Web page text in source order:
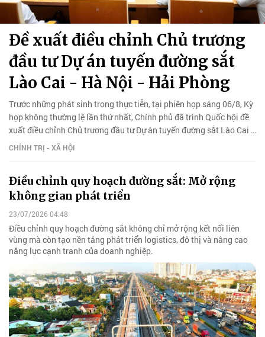
Đề xuất điều chỉnh Chủ trương
đầu tư Dự án tuyến đường sắt
Lào Cai - Hà Nội - Hải Phòng
Trước những phát sinh trong thực tiễn, tại phiên họp sáng 06/8, Kỳ
họp không thường lệ lần thứ nhất, Chính phủ đã trình Quốc hội đề
xuất điều chỉnh Chủ trương đầu tư Dự án tuyến đường sắt Lào Cai -
Hà Nội - Hải Phòng.
CHÍNH TRỊ - XÃ HỘI
Điều chỉnh quy hoạch đường sắt: Mở rộng
không gian phát triển
23/07/2026 04:48
Điều chỉnh quy hoạch đường sắt không chỉ mở rộng kết nối liên
vùng mà còn tạo nền tảng phát triển logistics, đô thị và nâng cao
năng lực cạnh tranh của doanh nghiệp.